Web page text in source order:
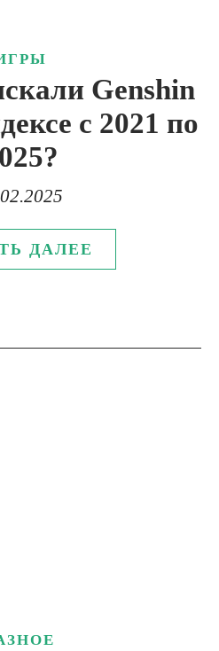
Genshin
с 2021 по
ДАЛЕЕ